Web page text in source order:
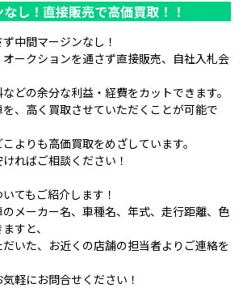
し！直接販売で高価買取！！
中間マージンなし！
ークションを通さず直接販売、自社入札会
どの余分な利益・経費をカットできます。
、高く買取させていただくことが可能で
よりも高価買取をめざしています。
ればご相談ください！
てもご紹介します！
メーカー名、車種名、年式、走行距離、色
すと、
いた、お近くの店舗の担当者よりご連絡を
軽にお問合せください！